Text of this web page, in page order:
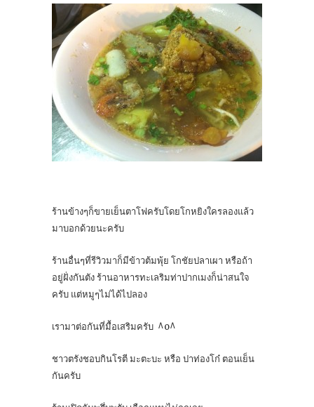
ร้านข้างๆก็ขายเย็นตาโฟครับโดยโกหยิงใครลองแล้ว
มาบอกด้วยนะครับ
ร้านอื่นๆที่รีวิวมาก็มีข้าวต้มพุ้ย โกชัยปลาเผา หรือถ้า
อยู่ฝั่งกันตัง ร้านอาหารทะเลริมท่าปากเมงก็น่าสนใจ
ครับ แต่หมูๆไม่ได้ไปลอง
เรามาต่อกันที่มื้อเสริมครับ ^o^
ชาวตรังชอบกินโรตี มะตะบะ หรือ ปาท่องโก๋ ตอนเย็น
กันครับ